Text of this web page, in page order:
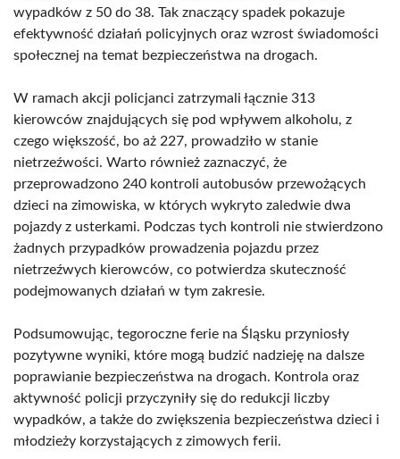
wypadków z 50 do 38. Tak znaczący spadek pokazuje
efektywność działań policyjnych oraz wzrost świadomości
społecznej na temat bezpieczeństwa na drogach.
W ramach akcji policjanci zatrzymali łącznie 313
kierowców znajdujących się pod wpływem alkoholu, z
czego większość, bo aż 227, prowadziło w stanie
nietrzeźwości. Warto również zaznaczyć, że
przeprowadzono 240 kontroli autobusów przewożących
dzieci na zimowiska, w których wykryto zaledwie dwa
pojazdy z usterkami. Podczas tych kontroli nie stwierdzono
żadnych przypadków prowadzenia pojazdu przez
nietrzeźwych kierowców, co potwierdza skuteczność
podejmowanych działań w tym zakresie.
Podsumowując, tegoroczne ferie na Śląsku przyniosły
pozytywne wyniki, które mogą budzić nadzieję na dalsze
poprawianie bezpieczeństwa na drogach. Kontrola oraz
aktywność policji przyczyniły się do redukcji liczby
wypadków, a także do zwiększenia bezpieczeństwa dzieci i
młodzieży korzystających z zimowych ferii.